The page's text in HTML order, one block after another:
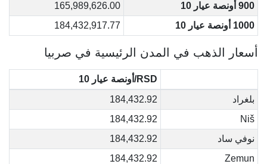
900 أونصة عيار 10
165,989,626.00
1000 أونصة عيار 10
184,432,917.77
أسعار الذهب في المدن الرئيسية في صربيا
RSD/أونصة عيار 10
بلغراد
184,432.92
Niš
184,432.92
نوفي ساد
184,432.92
Zemun
184,432.92